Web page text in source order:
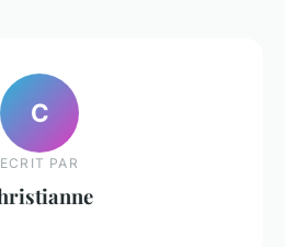
C
ECRIT PAR